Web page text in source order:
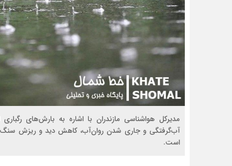
مدیرکل هواشناسی مازندران با اشاره به بارش‌های
آب‌گرفتگی و جاری شدن روان‌آب، کاهش دید و ریزش سنگ
است.